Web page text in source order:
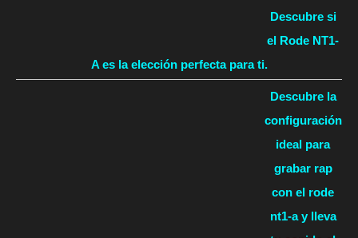
Descubre si
el Rode NT1-
A es la elección perfecta para ti.
Descubre la
configuración
ideal para
grabar rap
con el rode
nt1-a y lleva